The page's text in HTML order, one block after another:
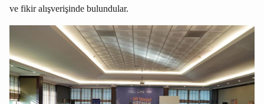
ve fikir alışverişinde bulundular.